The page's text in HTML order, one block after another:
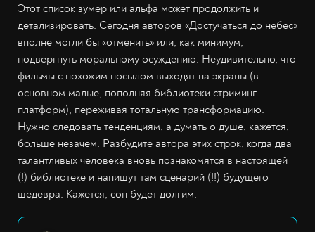
Этот список зумер или альфа может продолжить и
детализировать. Сегодня авторов «Достучаться до небес»
вполне могли бы «отменить» или, как минимум,
подвергнуть моральному осуждению. Неудивительно, что
фильмы с похожим посылом выходят на экраны (в
основном малые, пополняя библиотеки стриминг-
платформ), переживая тотальную трансформацию.
Нужно следовать тенденциям, а думать о душе, кажется,
больше незачем. Разбудите автора этих строк, когда два
талантливых человека вновь познакомятся в настоящей
(!) библиотеке и напишут там сценарий (!!) будущего
шедевра. Кажется, сон будет долгим.